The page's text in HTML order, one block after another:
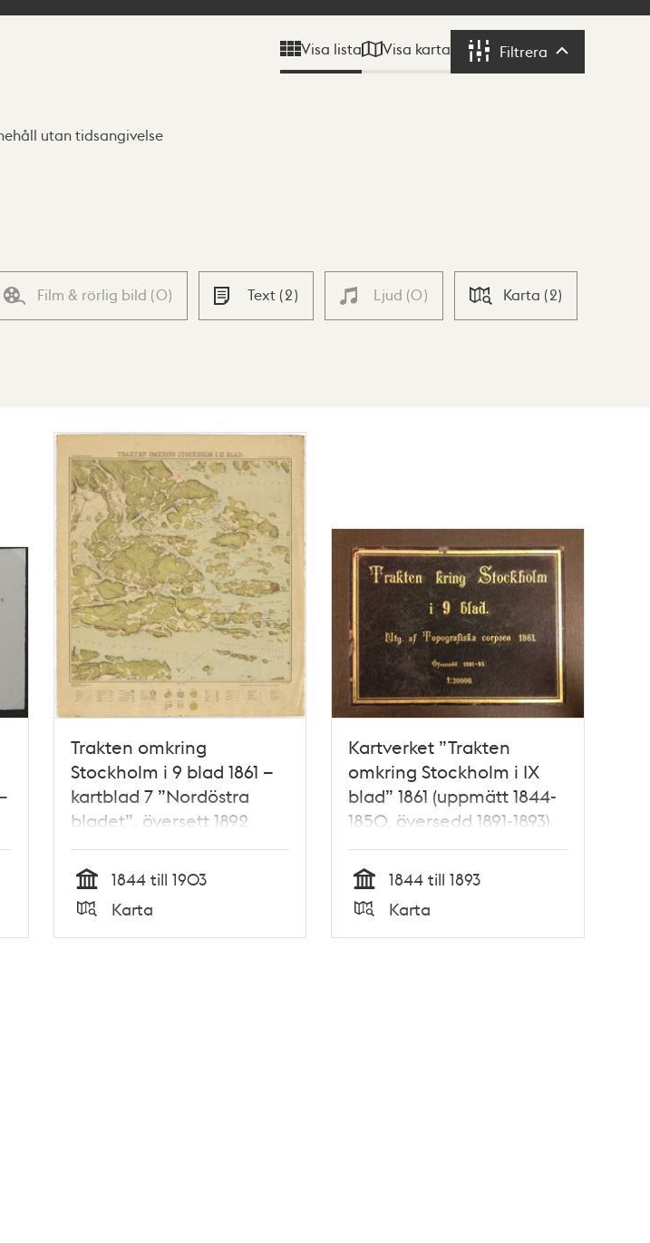
Visa lista Visa karta Filtrera Filtrera
utan tidsangivelse
Film & rörlig bild (0) Text (2) Ljud (0) Karta (2)
Trakten omkring
Stockholm i 9 blad 1861 –
kartblad 7 ”Nordöstra
bladet”, översett 1892
Tid
1844 till 1903
Karta
Kartverket ”Trakten
omkring Stockholm i IX
blad” 1861 (uppmätt 1844-
1850, översedd 1891-1893)
Tid
1844 till 1893
Karta